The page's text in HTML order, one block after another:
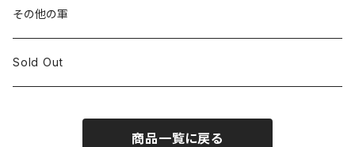
その他の軍
Sold Out
商品一覧に戻る